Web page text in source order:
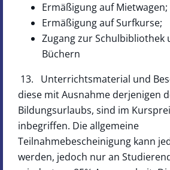
Ermäßigung auf Mietwagen;
Ermäßigung auf Surfkurse;
Zugang zur Schulbibliothek
Büchern
13. Unterrichtsmaterial und
diese mit Ausnahme derjenigen
Bildungsurlaubs, sind im
inbegriffen. Die allgemeine
Teilnahmebescheinigung kann
werden, jedoch nur an